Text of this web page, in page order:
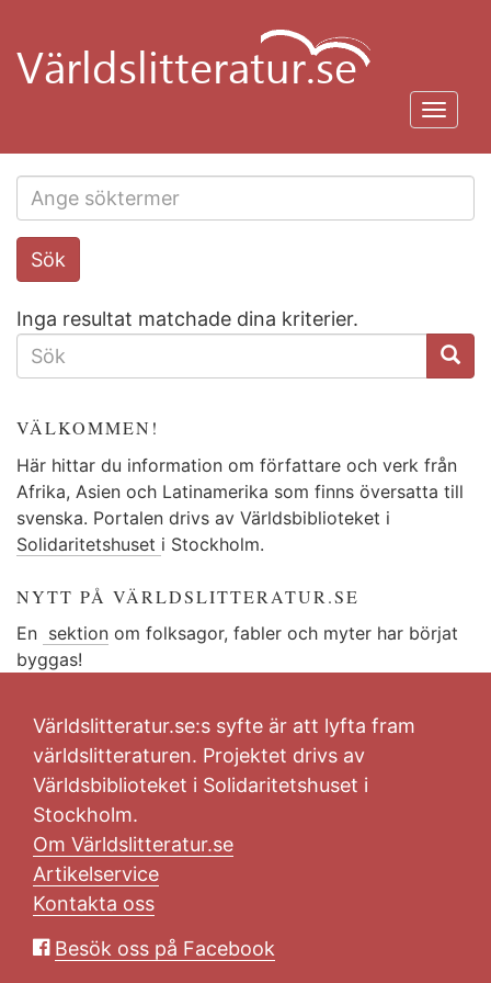
huvudinnehåll
Search
this
Sök
Inga resultat matchade dina kriterier.
SÖKFORMULÄR
VÄLKOMMEN!
Här hittar du information om författare och verk från
Afrika, Asien och Latinamerika som finns översatta till
svenska. Portalen drivs av Världsbiblioteket i
Solidaritetshuset i Stockholm.
NYTT PÅ VÄRLDSLITTERATUR.SE
En sektion om folksagor, fabler och myter har börjat
byggas!
Världslitteratur.se:s syfte är att lyfta fram
världslitteraturen. Projektet drivs av
Världsbiblioteket i Solidaritetshuset i
Stockholm.
Om Världslitteratur.se
Artikelservice
Kontakta oss
Besök oss på Facebook